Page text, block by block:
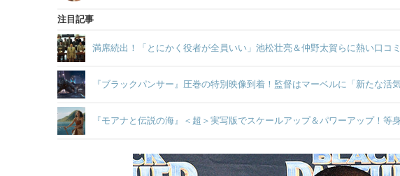
注目記事
満席続出！「とにかく役者が全員いい」池松壮亮＆仲野太賀らに熱い口コミ
『ブラックパンサー』圧巻の特別映像到着！監督はマーベルに「新たな活
『モアナと伝説の海』＜超＞実写版でスケールアップ＆パワーアップ！等